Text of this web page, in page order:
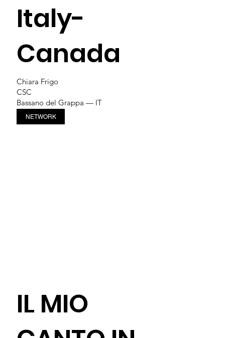
Italy-
Canada
Chiara Frigo
CSC
Bassano del Grappa — IT
NETWORK
IL MIO